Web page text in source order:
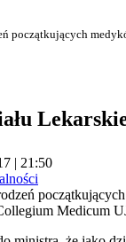
początkujących
| 21:50
Medicum